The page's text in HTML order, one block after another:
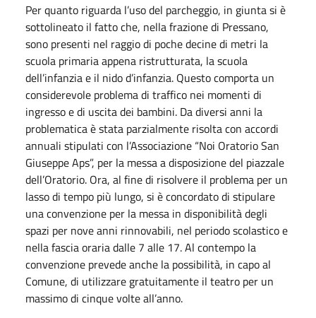
Per quanto riguarda l’uso del parcheggio, in giunta si è
sottolineato il fatto che, nella frazione di Pressano,
sono presenti nel raggio di poche decine di metri la
scuola primaria appena ristrutturata, la scuola
dell’infanzia e il nido d’infanzia. Questo comporta un
considerevole problema di traffico nei momenti di
ingresso e di uscita dei bambini. Da diversi anni la
problematica è stata parzialmente risolta con accordi
annuali stipulati con l’Associazione “Noi Oratorio San
Giuseppe Aps”, per la messa a disposizione del piazzale
dell’Oratorio. Ora, al fine di risolvere il problema per un
lasso di tempo più lungo, si è concordato di stipulare
una convenzione per la messa in disponibilità degli
spazi per nove anni rinnovabili, nel periodo scolastico e
nella fascia oraria dalle 7 alle 17. Al contempo la
convenzione prevede anche la possibilità, in capo al
Comune, di utilizzare gratuitamente il teatro per un
massimo di cinque volte all’anno.